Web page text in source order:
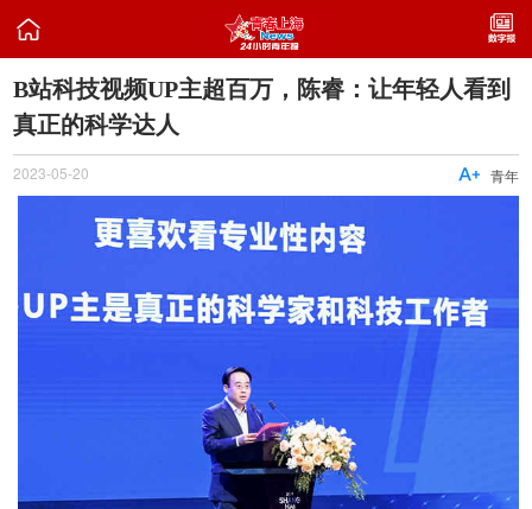

B站科技视频UP主超百万，陈睿：让年轻人看到
真正的科学达人
2023-05-20 青年
